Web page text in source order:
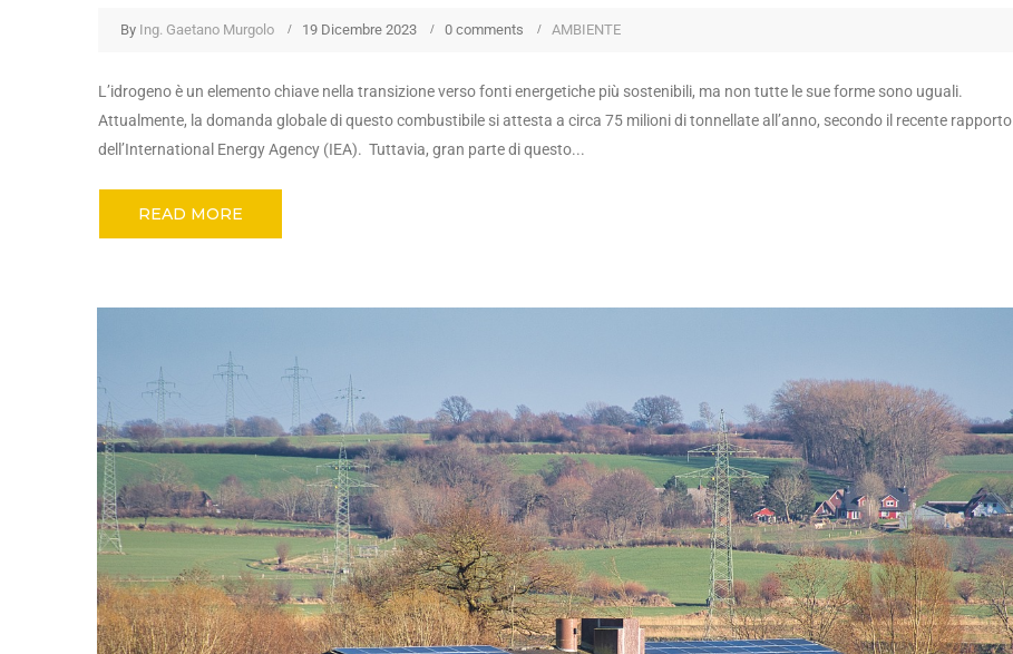
By Ing. Gaetano Murgolo 19 Dicembre 2023 0 comments AMBIENTE
L’idrogeno è un elemento chiave nella transizione verso fonti energetiche più sostenibili, ma non tutte le sue forme sono uguali.
Attualmente, la domanda globale di questo combustibile si attesta a circa 75 milioni di tonnellate all’anno, secondo il recente rapporto
dell’International Energy Agency (IEA). Tuttavia, gran parte di questo...
READ MORE